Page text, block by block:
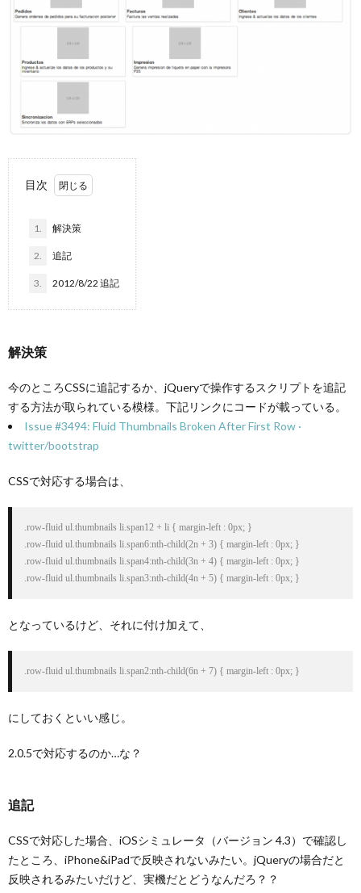
目次
1. 解決策
2. 追記
3. 2012/8/22 追記
解決策
今のところCSSに追記するか、jQueryで操作するスクリプトを追記
する方法が取られている模様。下記リンクにコードが載っている。
Issue #3494: Fluid Thumbnails Broken After First Row ·
twitter/bootstrap
CSSで対応する場合は、
.row-fluid ul.thumbnails li.span12 + li { margin-left : 0px; }
.row-fluid ul.thumbnails li.span6:nth-child(2n + 3) { margin-left : 0px; }
.row-fluid ul.thumbnails li.span4:nth-child(3n + 4) { margin-left : 0px; }
.row-fluid ul.thumbnails li.span3:nth-child(4n + 5) { margin-left : 0px; }
となっているけど、それに付け加えて、
.row-fluid ul.thumbnails li.span2:nth-child(6n + 7) { margin-left : 0px; }
にしておくといい感じ。
2.0.5で対応するのか…な？
追記
CSSで対応した場合、iOSシミュレータ（バージョン 4.3）で確認し
たところ、iPhone&iPadで反映されないみたい。jQueryの場合だと
反映されるみたいだけど、実機だとどうなんだろ？？